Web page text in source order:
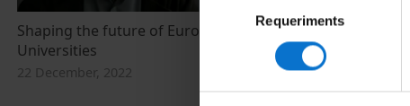
consentiment
Requeriments
Shaping the future of European
Universities
22 December, 2022
European
policy reform:
alliances